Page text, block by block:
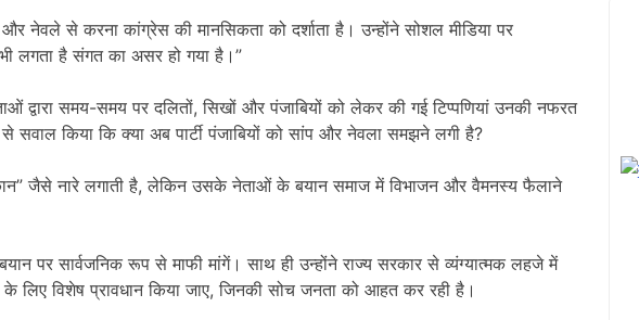
नेवले से करना कांग्रेस की मानसिकता को दर्शाता है। उन्होंने सोशल मीडिया पर
लगता है संगत का असर हो गया है।”
द्वारा समय-समय पर दलितों, सिखों और पंजाबियों को लेकर की गई टिप्पणियां उनकी नफरत
सवाल किया कि क्या अब पार्टी पंजाबियों को सांप और नेवला समझने लगी है?
जैसे नारे लगाती है, लेकिन उसके नेताओं के बयान समाज में विभाजन और वैमनस्य फैलाने
पर सार्वजनिक रूप से माफी मांगें। साथ ही उन्होंने राज्य सरकार से व्यंग्यात्मक लहजे में
विशेष प्रावधान किया जाए, जिनकी सोच जनता को आहत कर रही है।